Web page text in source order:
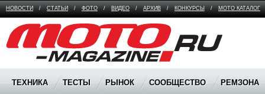
НОВОСТИ / СТАТЬИ / ФОТО / ВИДЕО / АРХИВ / КОНКУРСЫ / МОТО КАТАЛОГ
Moto Magazine
ТЕХНИКА ТЕСТЫ РЫНОК СООБЩЕСТВО РЕМЗОНА